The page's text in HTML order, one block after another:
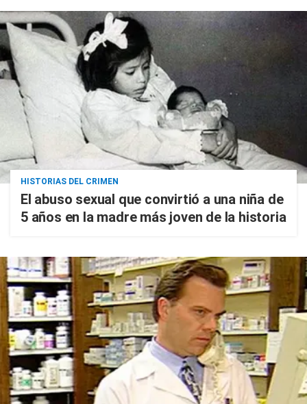
HISTORIAS DEL CRIMEN
El abuso sexual que convirtió a una niña de
5 años en la madre más joven de la historia